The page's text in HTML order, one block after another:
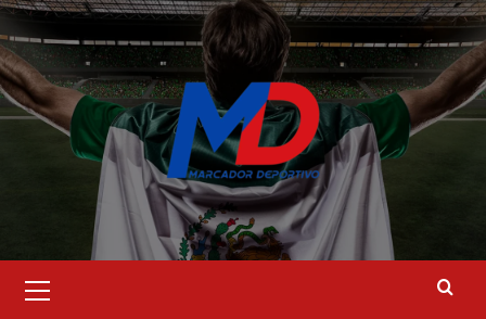
Saltar
al
contenido
principal